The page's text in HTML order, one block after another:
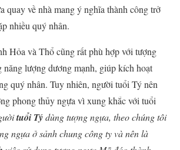
quay về nhà mang ý nghĩa thành công trở
nhiều quý nhân.
Hỏa và Thổ cũng rất phù hợp với tượng
năng lượng dương mạnh, giúp kích hoạt
quý nhân. Tuy nhiên, người tuổi Tý nên
phong thủy ngựa vì xung khắc với tuổi
tuổi Týdùng tượng ngựa, theo chúng tôi
ngựa ở sảnh chung công ty và nên là